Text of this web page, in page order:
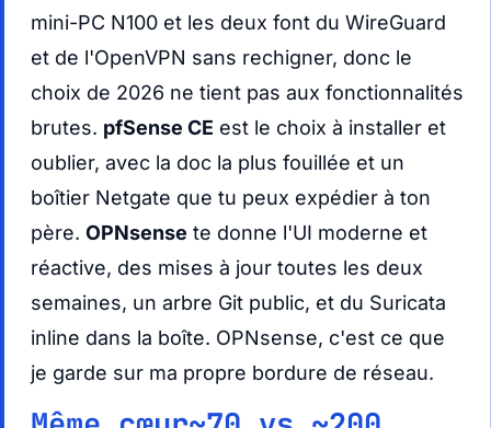
mini-PC N100 et les deux font du WireGuard
et de l'OpenVPN sans rechigner, donc le
choix de 2026 ne tient pas aux fonctionnalités
brutes. pfSense CE est le choix à installer et
oublier, avec la doc la plus fouillée et un
boîtier Netgate que tu peux expédier à ton
père. OPNsense te donne l'UI moderne et
réactive, des mises à jour toutes les deux
semaines, un arbre Git public, et du Suricata
inline dans la boîte. OPNsense, c'est ce que
je garde sur ma propre bordure de réseau.